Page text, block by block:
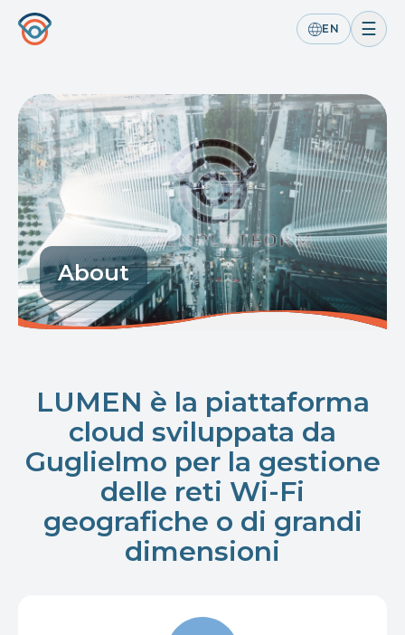
EN ☰
About
LUMEN è la piattaforma
cloud sviluppata da
Guglielmo per la gestione
delle reti Wi-Fi
geografiche o di grandi
dimensioni